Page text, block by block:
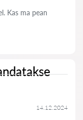
Kas ma pean
14.12.2024